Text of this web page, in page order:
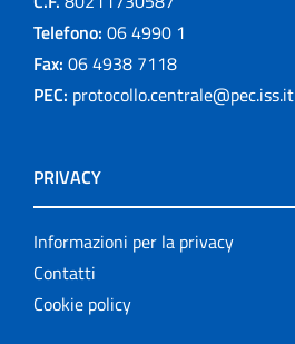
Telefono: 06 4990 1
Fax: 06 4938 7118
PEC: protocollo.centrale@pec.iss.it
PRIVACY
Informazioni per la privacy
Contatti
Cookie policy